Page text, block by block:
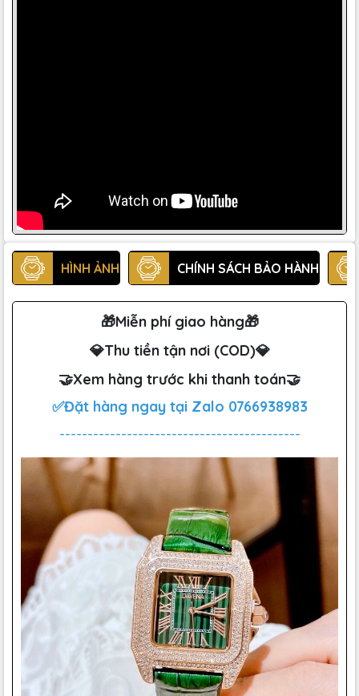
HÌNH ẢNH CHÍNH SÁCH BẢO HÀNH
🎁Miễn phí giao hàng🎁
💎Thu tiền tận nơi (COD)💎
🤝Xem hàng trước khi thanh toán🤝
✅Đặt hàng ngay tại Zalo 0766938983
-------------------------------------------